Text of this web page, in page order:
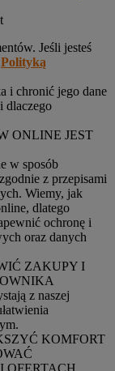
Jeśli jesteś
Polityką
i chronić jego dane
dlaczego
ONLINE JEST
w sposób
z przepisami
Wiemy, jak
dlatego
ochronę i
oraz danych
ZAKUPY I
z naszej
KOMFORT